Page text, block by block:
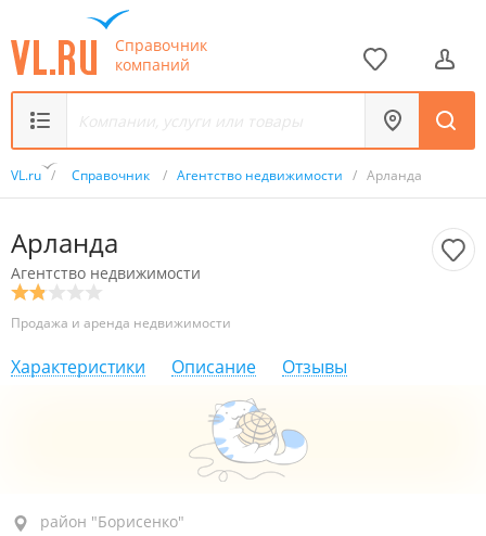
Справочник
компаний
VL.ru / Справочник / Агентство недвижимости / Арланда
Арланда
Агентство недвижимости
Продажа и аренда недвижимости
Характеристики Описание Отзывы
район "Борисенко", ул. Борисенко, 17
район "Борисенко"